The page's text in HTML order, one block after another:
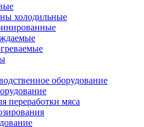
холодильные
оборудование
переработки мяса